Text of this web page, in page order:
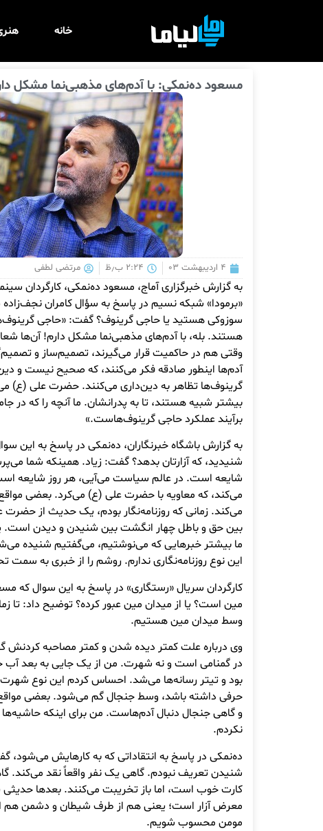
خانه
مسعود ده‌نمکی: با آدم‌های مذهبی‌نما مشکل
۴ اردیبهشت ۰۳ ۲:۲۴ ب٫ظ مرتضی لطفی
به گزارش خبرگزاری آماج، مسعود ده‌نمکی، کارگردان
«برمودا» شبکه نسیم در پاسخ به سؤال کامران نجف‌زاده
سوزوکی هستید یا حاجی گرینوف؟ گفت: «حاجی
هستند. بله، با آدم‌های مذهبی‌نما مشکل دارم! آن‌ها
وقتی هم در حاکمیت قرار می‌گیرند، تصمیم‌ساز و
آدم‌ها اینطور صادقه فکر می‌کنند، که صحیح نیست و
گرینوف‌ها تظاهر به دین‌داری می‌کنند. حضرت علی (ع)
بیشتر شبیه هستند، تا به پدرانشان. ما آنچه را که در
برآیند عملکرد حاجی گرینوف‌هاست.»
به گزارش باشگاه خبرنگاران، ده‌نمکی در پاسخ به این
شنیدید، که آزارتان بدهد؟ گفت: زیاد. همینکه شما
شایعه است. در عالم سیاست می‌آیی، هر روز شایعه
می‌کند، که معاویه با حضرت علی (ع) می‌کرد. بعضی مواقع
می‌کند. زمانی که روزنامه‌نگار بودم، یک حدیث از
بین حق و باطل چهار انگشت بین شنیدن و دیدن
ما بیشتر خبرهایی که می‌نوشتیم، می‌گفتیم شنیده
این نوع روزنامه‌نگاری ندارم. روشم را از خبری به سمت
کارگردان سریال «رستگاری» در پاسخ به این سوال که
مین است؟ یا از میدان مین عبور کرده؟ توضیح داد: تا
وسط میدان مین هستیم.
وی درباره علت کمتر دیده شدن و کمتر مصاحبه
در گمنامی است و نه شهرت. من از یک جایی به بعد آب
بود و تیتر رسانه‌ها می‌شد. احساس کردم این نوع
حرفی داشته باشد، وسط جنجال گم می‌شود. بعضی
و گاهی جنجال دنبال آدم‌هاست. من برای اینکه
نکردم.
ده‌نمکی در پاسخ به انتقاداتی که به کارهایش
شنیدن تعریف نبودم. گاهی یک نفر واقعاً نقد می‌کند.
کارت خوب است، اما باز تخریبت می‌کنند. بعدها
معرض آزار است؛ یعنی هم از طرف شیطان و دشمن هم
مومن محسوب شویم.